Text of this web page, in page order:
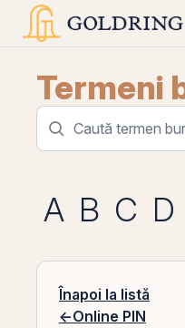
Termeni
A B C D
Înapoi la listă
←Online PIN